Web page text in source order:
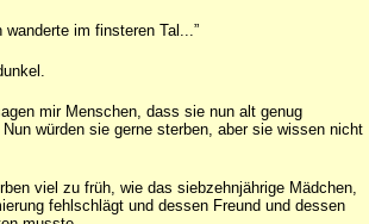
wanderte im finsteren Tal...”
mir Menschen, dass sie nun alt genug
würden sie gerne sterben, aber sie wissen nicht
viel zu früh, wie das siebzehnjährige Mädchen,
fehlschlägt und dessen Freund und dessen